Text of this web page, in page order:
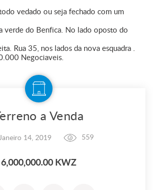
vedado ou seja fechado com um
verde do Benfica. No lado oposto do
Rua 35, nos lados da nova esquadra .
Negociaveis.
Terreno a Venda
Janeiro 14, 2019 559
6,000,000.00 KWZ